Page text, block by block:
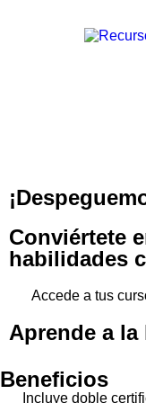
Conviértete
habilidades
Accede a tus
Aprende a
Beneficios
Incluye doble